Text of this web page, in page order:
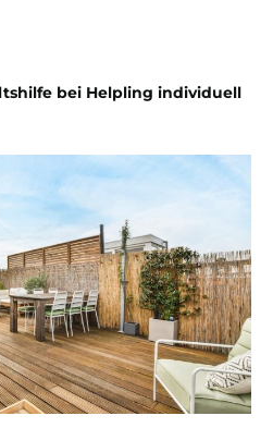
bei Helpling individuell